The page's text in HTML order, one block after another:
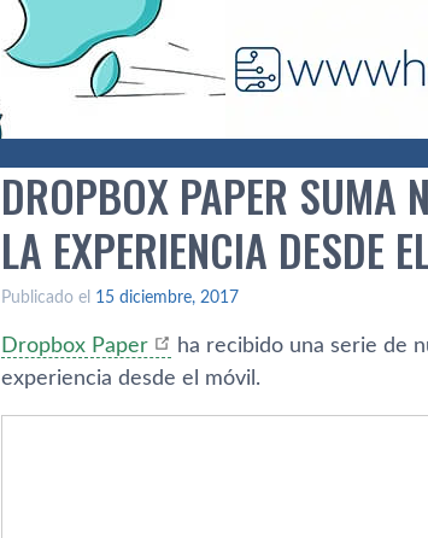
DROPBOX PAPER SUMA
LA EXPERIENCIA DESDE
Publicado el 15 diciembre, 2017
Dropbox Paper
ha recibido una serie de
experiencia desde el móvil.